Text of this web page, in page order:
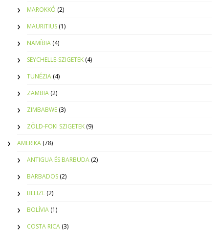
MAROKKÓ (2)
MAURITIUS (1)
NAMÍBIA (4)
SEYCHELLE-SZIGETEK (4)
TUNÉZIA (4)
ZAMBIA (2)
ZIMBABWE (3)
ZÖLD-FOKI SZIGETEK (9)
AMERIKA (78)
ANTIGUA ÉS BARBUDA (2)
BARBADOS (2)
BELIZE (2)
BOLÍVIA (1)
COSTA RICA (3)